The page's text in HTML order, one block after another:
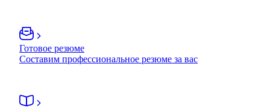
Готовое резюме
Составим профессиональное резюме за вас